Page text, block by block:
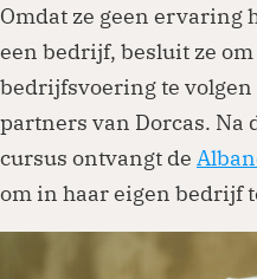
Omdat ze geen ervaring
een bedrijf, besluit ze
bedrijfsvoering te
partners van Dorcas. Na
cursus ontvangt de
om in haar eigen bedrijf